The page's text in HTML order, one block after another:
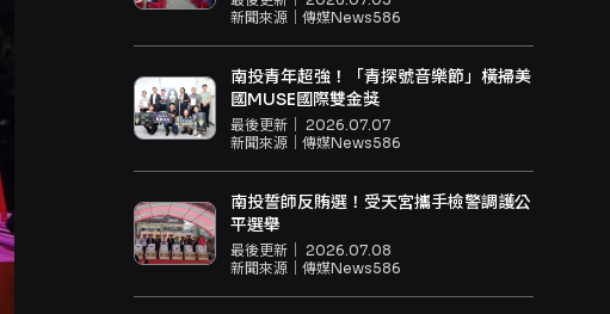
新聞來源｜ 傳媒News586
南投青年超強！「青探號音樂節」橫掃美
國MUSE國際雙金獎
最後更新｜ 2026.07.07
新聞來源｜ 傳媒News586
南投誓師反賄選！受天宮攜手檢警調護公
平選舉
最後更新｜ 2026.07.08
新聞來源｜ 傳媒News586